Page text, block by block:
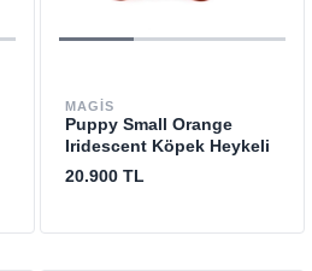
MAGIS
Puppy Small Orange
Iridescent Köpek Heykeli
20.900 TL